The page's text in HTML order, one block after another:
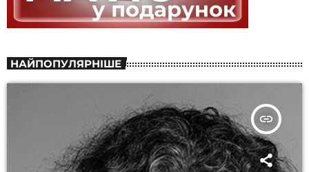
НАЙПОПУЛЯРНІШЕ
insert_link